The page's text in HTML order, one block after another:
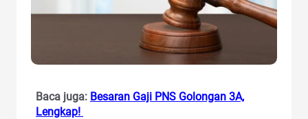
Baca juga: Besaran Gaji PNS Golongan 3A,
Lengkap!